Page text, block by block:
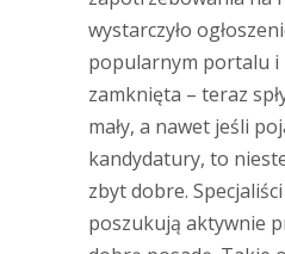
wystarczyło
popularnym portalu i
zamknięta – teraz
mały, a nawet jeśli
kandydatury, to
zbyt dobre.
poszukują aktywnie